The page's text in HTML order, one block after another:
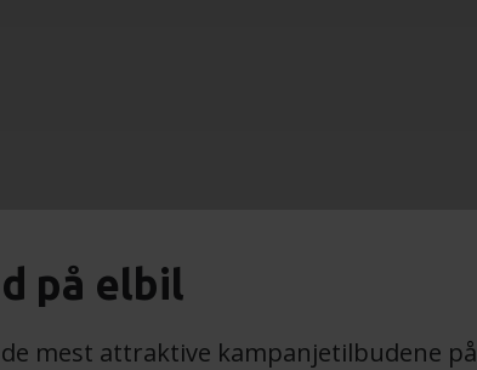
på elbil
mest attraktive kampanjetilbudene på